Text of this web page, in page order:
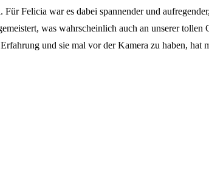
Felicia war es dabei spannender und
was wahrscheinlich auch an unserer tollen
und sie mal vor der Kamera zu haben, hat